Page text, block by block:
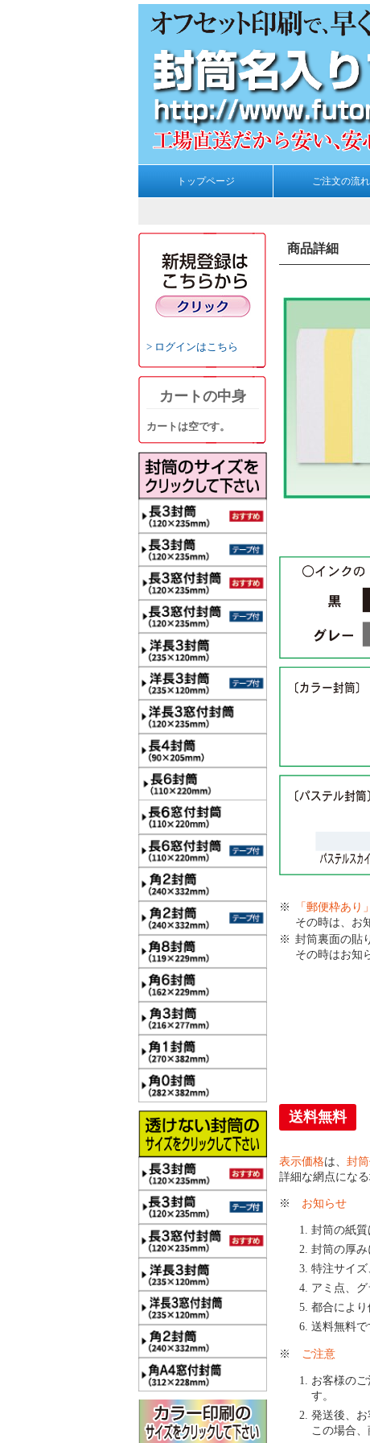
トップページ ご注文の流れ
ログインはこちら
カートの中身
カートは空です。
商品詳細
「郵便枠あり」
その時は、お
封筒裏面の貼
その時はお知
送料無料
表示価格は、 封
詳細な網点にな
※ お知らせ
封筒の紙質
封筒の厚み
特注サイズ
アミ点、
都合により
送料無料で
※ ご注意
お客様の
す。
発送後、お
この場合